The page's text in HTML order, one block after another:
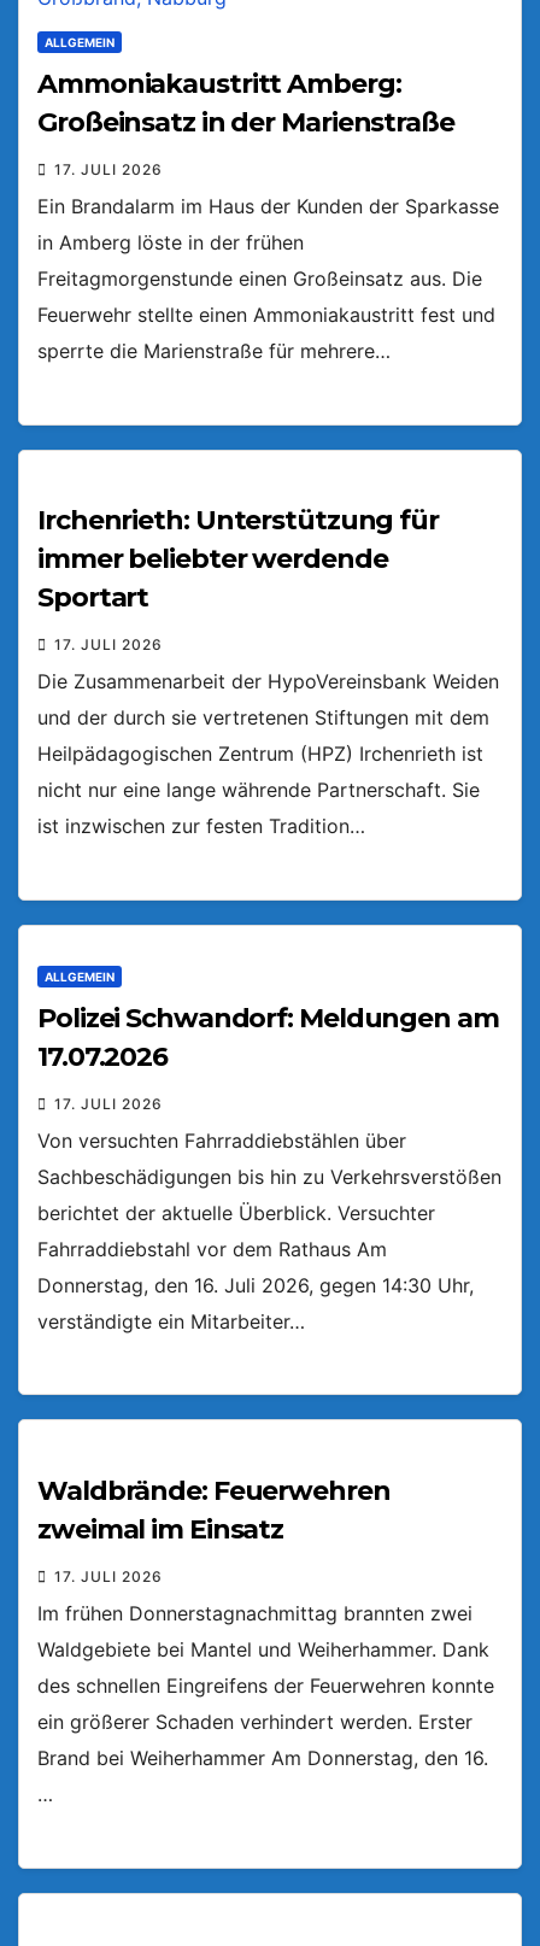
ALLGEMEIN
Ammoniakaustritt Amberg:
Großeinsatz in der Marienstraße
17. JULI 2026
Ein Brandalarm im Haus der Kunden der Sparkasse
in Amberg löste in der frühen
Freitagmorgenstunde einen Großeinsatz aus. Die
Feuerwehr stellte einen Ammoniakaustritt fest und
sperrte die Marienstraße für mehrere…
Irchenrieth: Unterstützung für
immer beliebter werdende
Sportart
17. JULI 2026
Die Zusammenarbeit der HypoVereinsbank Weiden
und der durch sie vertretenen Stiftungen mit dem
Heilpädagogischen Zentrum (HPZ) Irchenrieth ist
nicht nur eine lange währende Partnerschaft. Sie
ist inzwischen zur festen Tradition…
ALLGEMEIN
Polizei Schwandorf: Meldungen am
17.07.2026
17. JULI 2026
Von versuchten Fahrraddiebstählen über
Sachbeschädigungen bis hin zu Verkehrsverstößen
berichtet der aktuelle Überblick. Versuchter
Fahrraddiebstahl vor dem Rathaus Am
Donnerstag, den 16. Juli 2026, gegen 14:30 Uhr,
verständigte ein Mitarbeiter…
Waldbrände: Feuerwehren
zweimal im Einsatz
17. JULI 2026
Im frühen Donnerstagnachmittag brannten zwei
Waldgebiete bei Mantel und Weiherhammer. Dank
des schnellen Eingreifens der Feuerwehren konnte
ein größerer Schaden verhindert werden. Erster
Brand bei Weiherhammer Am Donnerstag, den 16.
…